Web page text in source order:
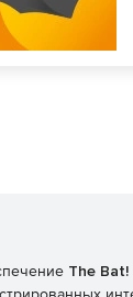
The Bat!